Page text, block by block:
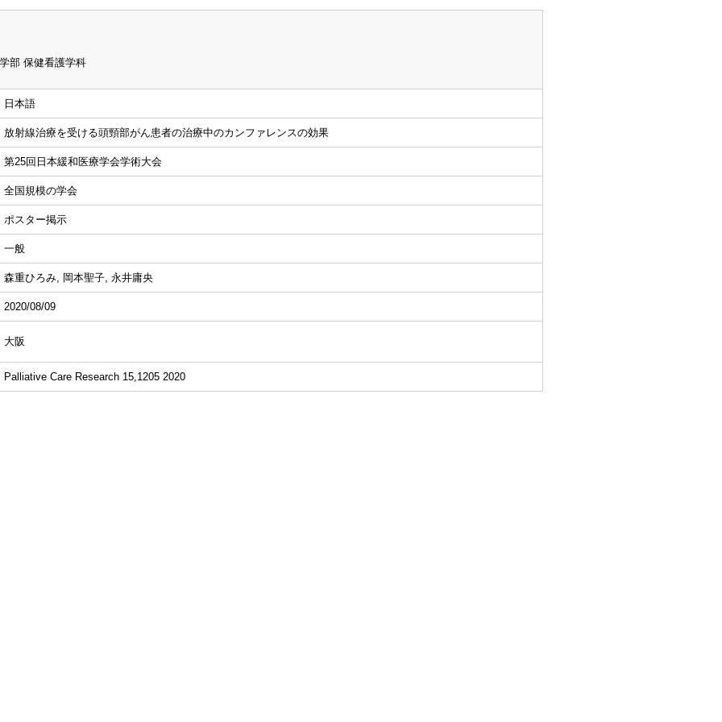
部 保健看護学科
日本語
放射線治療を受ける頭頸部がん患者の治療中のカンファレンスの効果
第25回日本緩和医療学会学術大会
全国規模の学会
ポスター掲示
一般
森重ひろみ, 岡本聖子, 永井庸央
2020/08/09
大阪
Palliative Care Research 15,1205 2020